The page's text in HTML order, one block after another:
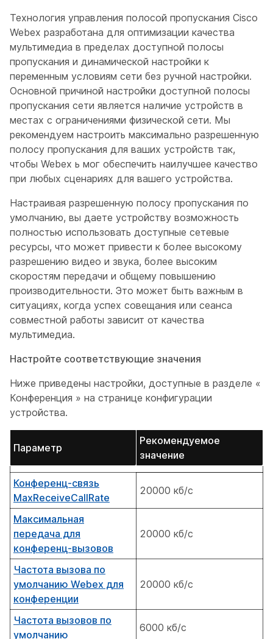
Технология управления полосой пропускания Cisco
Webex разработана для оптимизации качества
мультимедиа в пределах доступной полосы
пропускания и динамической настройки к
переменным условиям сети без ручной настройки.
Основной причиной настройки доступной полосы
пропускания сети является наличие устройств в
местах с ограничениями физической сети. Мы
рекомендуем настроить максимально разрешенную
полосу пропускания для ваших устройств так,
чтобы Webex ь мог обеспечить наилучшее качество
при любых сценариях для вашего устройства.
Настраивая разрешенную полосу пропускания по
умолчанию, вы даете устройству возможность
полностью использовать доступные сетевые
ресурсы, что может привести к более высокому
разрешению видео и звука, более высоким
скоростям передачи и общему повышению
производительности. Это может быть важным в
ситуациях, когда успех совещания или сеанса
совместной работы зависит от качества
мультимедиа.
Настройте соответствующие значения
Ниже приведены настройки, доступные в разделе «
Конференция » на странице конфигурации
устройства.
Параметр
Рекомендуемое
значение
Конференц-связь
MaxReceiveCallRate
20000 кб/с
Максимальная
передача для
конференц-вызовов
20000 кб/с
Частота вызова по
умолчанию Webex для
конференции
20000 кб/с
Частота вызовов по
умолчанию
6000 кб/с